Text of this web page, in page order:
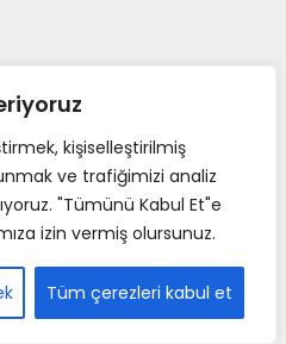
kişiselleştirilmiş
ve trafiğimizi analiz
"Tümünü Kabul Et"e
izin vermiş olursunuz.
Tüm çerezleri kabul et